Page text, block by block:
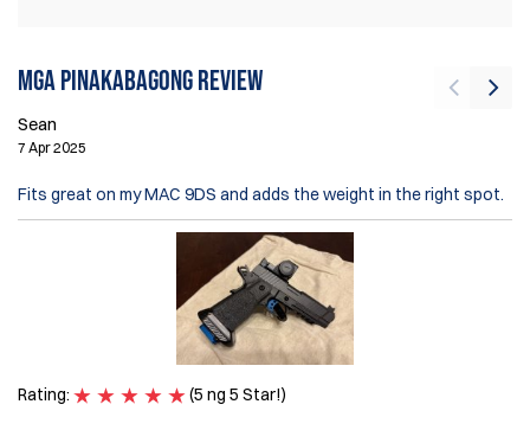
Mga pinakabagong review
Sean
7 Apr 2025
Fits great on my MAC 9DS and adds the weight in the right spot.
Rating: (5 ng 5 Star!)